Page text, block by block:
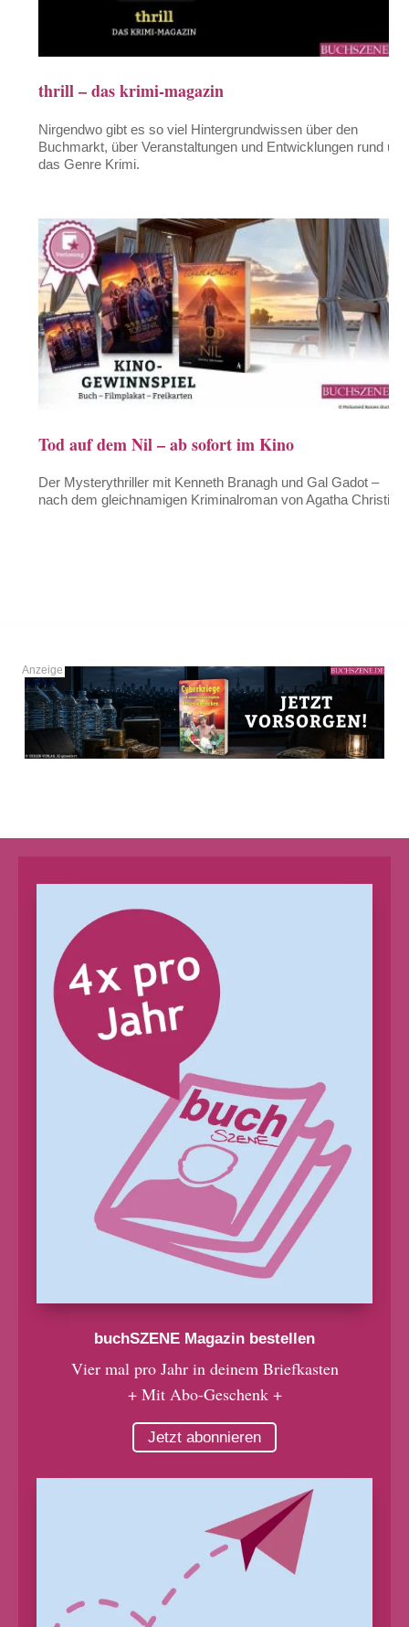
thrill – das krimi-magazin
Nirgendwo gibt es so viel Hintergrundwissen über den
Buchmarkt, über Veranstaltungen und Entwicklungen rund um
das Genre Krimi.
Tod auf dem Nil – ab sofort im Kino
Der Mysterythriller mit Kenneth Branagh und Gal Gadot –
nach dem gleichnamigen Kriminalroman von Agatha Christie.
buchSZENE Magazin bestellen
Vier mal pro Jahr in deinem Briefkasten
+ Mit Abo-Geschenk +
Jetzt abonnieren